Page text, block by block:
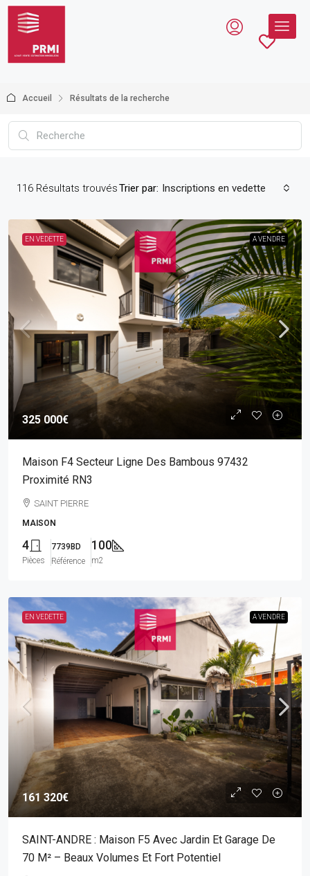
Accueil Résultats de la recherche
116 Résultats trouvésTrier par: Inscriptions en vedette
EN VEDETTE A VENDRE
325 000€
Maison F4 Secteur Ligne Des Bambous 97432
Proximité RN3
SAINT PIERRE
MAISON
4
Pièces
7739BD
Référence
100
m2
EN VEDETTE A VENDRE
161 320€
SAINT-ANDRE : Maison F5 Avec Jardin Et Garage De
70 M² – Beaux Volumes Et Fort Potentiel